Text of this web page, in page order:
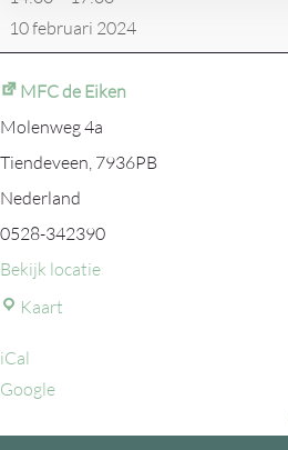
SC10 februari 2024
MFC de Eiken
Molenweg 4a
Tiendeveen, 7936PB
Nederland
0528-342390
Bekijk locatie
Kaart
iCal
Google